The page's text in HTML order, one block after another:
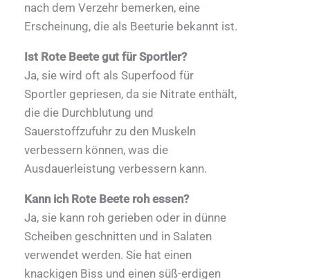
nach dem Verzehr bemerken, eine
Erscheinung, die als Beeturie bekannt ist.
Ist Rote Beete gut für Sportler?
Ja, sie wird oft als Superfood für
Sportler gepriesen, da sie Nitrate enthält,
die die Durchblutung und
Sauerstoffzufuhr zu den Muskeln
verbessern können, was die
Ausdauerleistung verbessern kann.
Kann ich Rote Beete roh essen?
Ja, sie kann roh gerieben oder in dünne
Scheiben geschnitten und in Salaten
verwendet werden. Sie hat einen
knackigen Biss und einen süß-erdigen